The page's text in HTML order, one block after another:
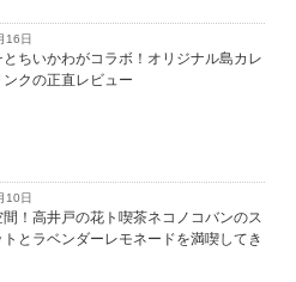
16日
とちいかわがコラボ！オリジナル島カレ
ンクの正直レビュー
10日
！高井戸の花ト喫茶ネコノコバンのス
トとラベンダーレモネードを満喫してき